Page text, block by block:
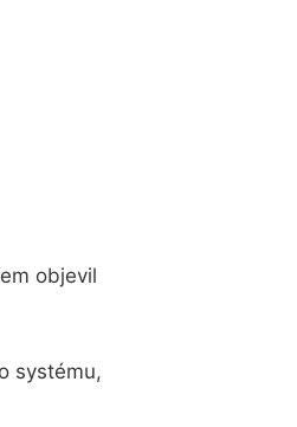
objevil
systému,